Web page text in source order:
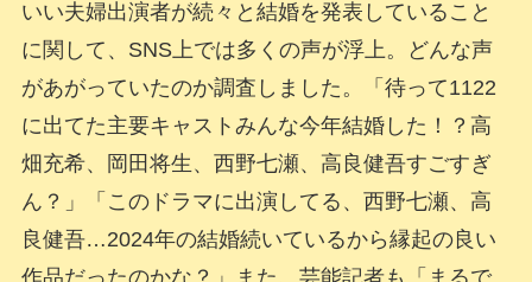
いい夫婦出演者が続々と結婚を発表していること
に関して、SNS上では多くの声が浮上。どんな声
があがっていたのか調査しました。「待って1122
に出てた主要キャストみんな今年結婚した！？高
畑充希、岡田将生、西野七瀬、高良健吾すごすぎ
ん？」「このドラマに出演してる、西野七瀬、高
良健吾…2024年の結婚続いているから縁起の良い